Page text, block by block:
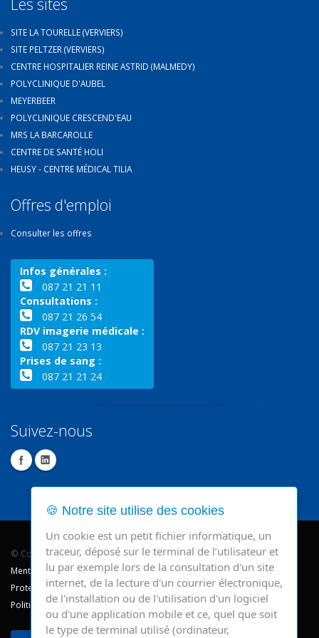
SITE LA TOURELLE (VERVIERS)
SITE PELTZER (VERVIERS)
CENTRE HOSPITALIER REINE ASTRID (MALMEDY)
POLYCLINIQUE D'AUBEL
MEYERBEER
POLYCLINIQUE CRESCEND'EAU
MRS LA BARCAROLLE
CENTRE DE SANTÉ HOLI
HEUSY - CENTRE MÉDICAL TILIA
Offres d'emploi
Consulter les offres
Infos générales :
087 21 21 11
Consultations :
087 21 26 54
RDV imagerie médicale :
087 21 23 13
Prises de sang :
087 21 21 24
Suivez-nous
© Copyright 2026 - CHR Verviers.
Mentions légales
Protection des données
Politique de cookie
🍪 Notre site utilise des cookies
Un cookie est un petit fichier informatique, un
traceur, déposé sur le terminal de l’utilisateur et
lu par exemple lors de la consultation d'un site
internet, de la lecture d'un courrier électronique,
de l'installation ou de l'utilisation d'un logiciel
ou d'une application mobile et ce, quel que soit
le type de terminal utilisé (ordinateur,